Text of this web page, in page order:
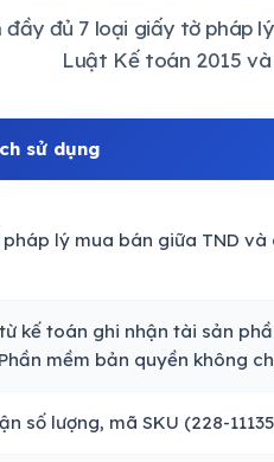
đầy đủ 7 loại giấy tờ pháp
Luật Kế toán 2015
sử dụng
pháp lý mua bán giữa TND
kế toán ghi nhận tài sản
mềm bản quyền không
số lượng, mã SKU (228-